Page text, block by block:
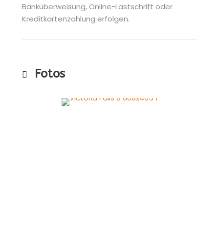
Banküberweisung, Online-Lastschrift oder
Kreditkartenzahlung erfolgen.
Fotos